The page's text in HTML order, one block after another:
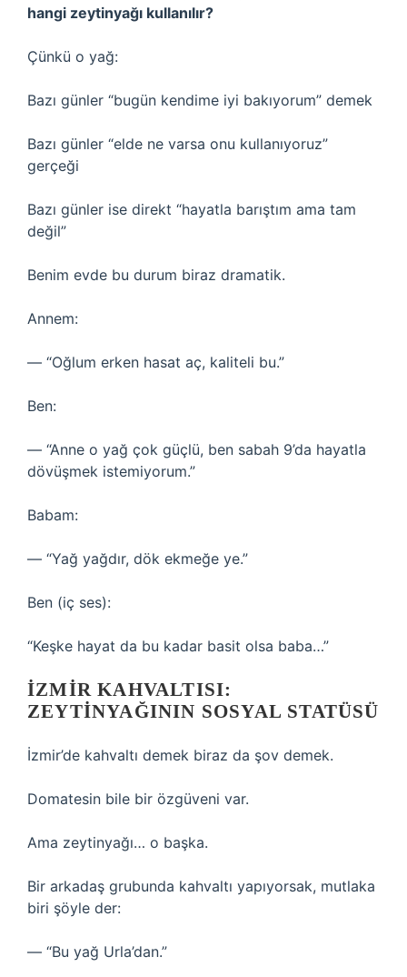
hangi zeytinyağı kullanılır?
Çünkü o yağ:
Bazı günler “bugün kendime iyi bakıyorum” demek
Bazı günler “elde ne varsa onu kullanıyoruz”
gerçeği
Bazı günler ise direkt “hayatla barıştım ama tam
değil”
Benim evde bu durum biraz dramatik.
Annem:
— “Oğlum erken hasat aç, kaliteli bu.”
Ben:
— “Anne o yağ çok güçlü, ben sabah 9’da hayatla
dövüşmek istemiyorum.”
Babam:
— “Yağ yağdır, dök ekmeğe ye.”
Ben (iç ses):
“Keşke hayat da bu kadar basit olsa baba…”
İZMIR KAHVALTISI:
ZEYTINYAĞININ SOSYAL STATÜSÜ
İzmir’de kahvaltı demek biraz da şov demek.
Domatesin bile bir özgüveni var.
Ama zeytinyağı… o başka.
Bir arkadaş grubunda kahvaltı yapıyorsak, mutlaka
biri şöyle der:
— “Bu yağ Urla’dan.”